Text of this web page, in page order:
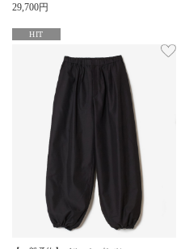
29,700円
HIT